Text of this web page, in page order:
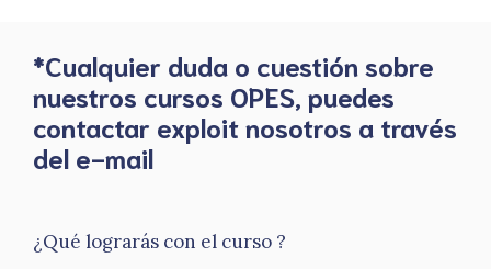
*Cualquier duda o cuestión sobre
nuestros cursos OPES, puedes
contactar exploit nosotros a través
del e-mail
¿Qué lograrás con el curso ?